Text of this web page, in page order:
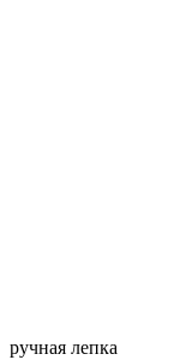
ручная лепка